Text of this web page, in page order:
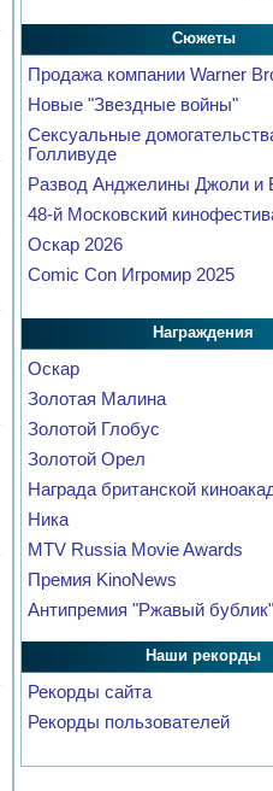
Сюжеты
Продажа компании Warner
Новые "Звездные войны"
Сексуальные
Голливуде
Развод Анджелины Джоли и
48-й Московский
Оскар 2026
Comic Con Игромир 2025
Награждения
Оскар
Золотая Малина
Золотой Глобус
Золотой Орел
Награда британской
Ника
MTV Russia Movie Awards
Премия KinoNews
Антипремия "Ржавый бублик"
Наши рекорды
Рекорды сайта
Рекорды пользователей